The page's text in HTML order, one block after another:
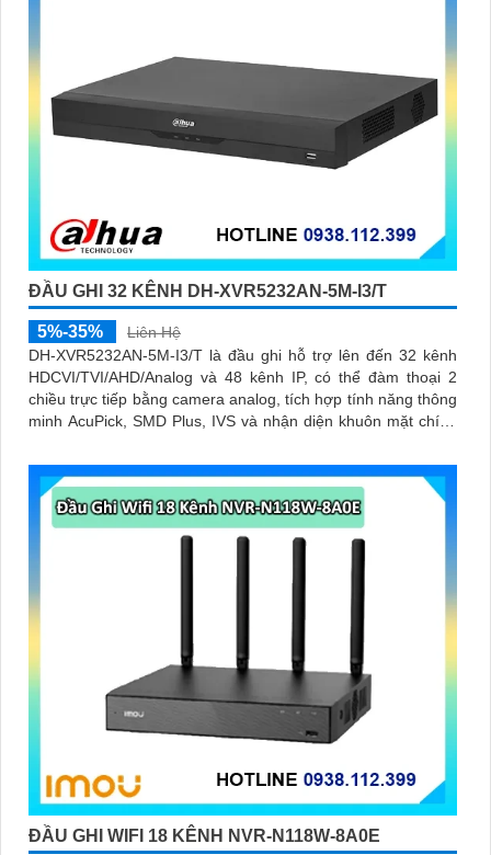
ĐẦU GHI 32 KÊNH DH-XVR5232AN-5M-I3/T
5%-35%
Liên Hệ
DH-XVR5232AN-5M-I3/T là đầu ghi hỗ trợ lên đến 32 kênh
HDCVI/TVI/AHD/Analog và 48 kênh IP, có thể đàm thoại 2
chiều trực tiếp bằng camera analog, tích hợp tính năng thông
minh AcuPick, SMD Plus, IVS và nhận diện khuôn mặt chính
ĐẦU GHI WIFI 18 KÊNH NVR-N118W-8A0E